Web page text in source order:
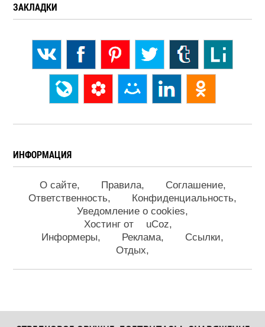
ЗАКЛАДКИ
ИНФОРМАЦИЯ
О сайте Правила
Соглашение
Ответственность
Конфиденциальность
Уведомление о cookies
Хостинг от
uCoz
Информеры
Реклама
Ссылки
Отдых